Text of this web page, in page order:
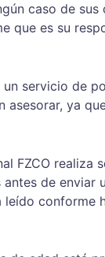
caso de
que es su
servicio de
ya
FZCO realiza
de
conforme